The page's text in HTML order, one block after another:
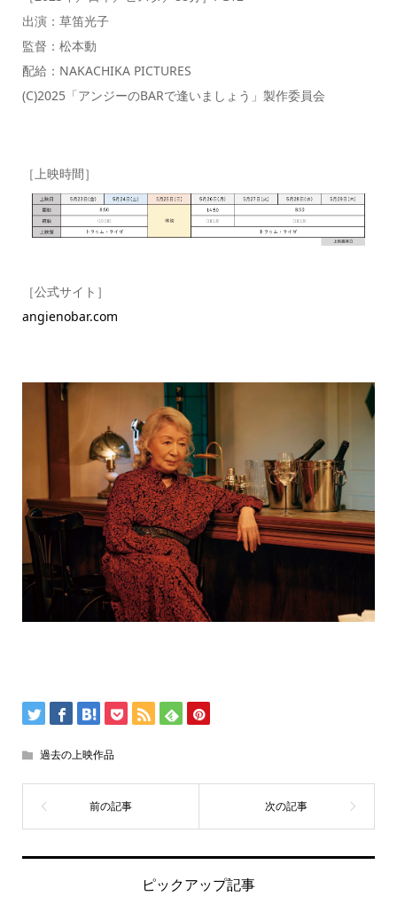
出演：草笛光子
監督：松本動
配給：NAKACHIKA PICTURES
(C)2025「アンジーのBARで逢いましょう」製作委員会
［上映時間］
［公式サイト］
angienobar.com
過去の上映作品
ピックアップ記事